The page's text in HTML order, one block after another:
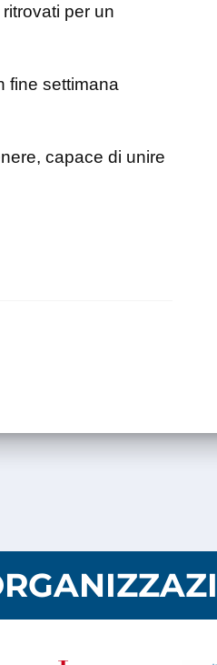
per un
fine settimana
capace di unire